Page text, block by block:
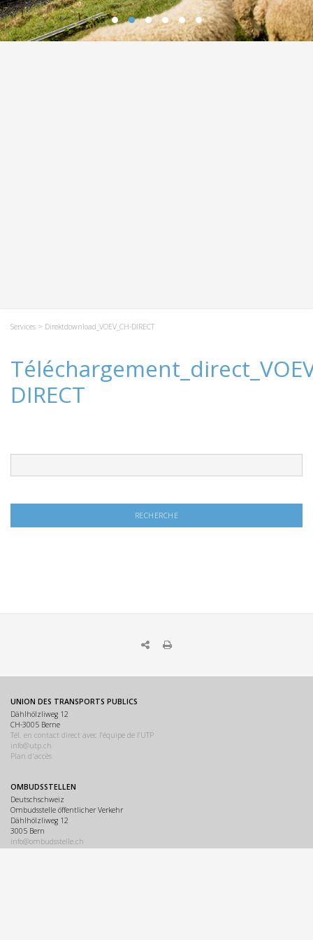
Services > Direktdownload_VOEV_CH-DIRECT
DIRECT
UNION DES TRANSPORTS PUBLICS
Dählhölzliweg 12
CH-3005 Berne
Tél. en contact direct avec l’équipe de l’UTP
info@utp.ch
Plan d'accès
OMBUDSSTELLEN
Deutschschweiz
Ombudsstelle öffentlicher Verkehr
Dählhölzliweg 12
3005 Bern
info@ombudsstelle.ch